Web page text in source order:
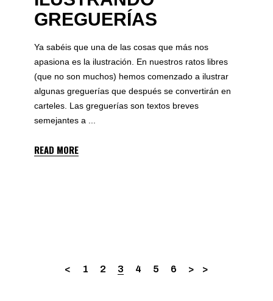
GREGUERÍAS
Ya sabéis que una de las cosas que más nos
apasiona es la ilustración. En nuestros ratos libres
(que no son muchos) hemos comenzado a ilustrar
algunas greguerías que después se convertirán en
carteles. Las greguerías son textos breves
semejantes a
READ MORE
1 2 3 4 5 6